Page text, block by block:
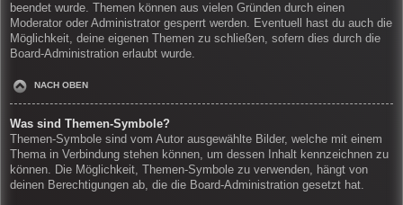
beendet wurde. Themen können aus vielen Gründen durch einen
Moderator oder Administrator gesperrt werden. Eventuell hast du auch die
Möglichkeit, deine eigenen Themen zu schließen, sofern dies durch die
Board-Administration erlaubt wurde.
NACH OBEN
Was sind Themen-Symbole?
Themen-Symbole sind vom Autor ausgewählte Bilder, welche mit einem
Thema in Verbindung stehen können, um dessen Inhalt kennzeichnen zu
können. Die Möglichkeit, Themen-Symbole zu verwenden, hängt von
deinen Berechtigungen ab, die die Board-Administration gesetzt hat.